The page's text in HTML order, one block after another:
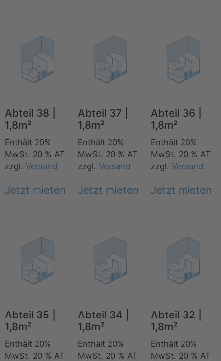
Abteil 38 |
1,8m²
Enthält 20%
MwSt. 20 % AT
zzgl. Versand
Jetzt mieten
Abteil 37 |
1,8m²
Enthält 20%
MwSt. 20 % AT
zzgl. Versand
Jetzt mieten
Abteil 36 |
1,8m²
Enthält 20%
MwSt. 20 % AT
zzgl. Versand
Jetzt mieten
Abteil 35 |
1,8m²
Enthält 20%
MwSt. 20 % AT
Abteil 34 |
1,8m²
Enthält 20%
MwSt. 20 % AT
Abteil 32 |
1,8m²
Enthält 20%
MwSt. 20 % AT